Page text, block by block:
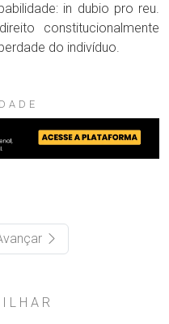
in dubio pro reu.
constitucionalmente
do indivíduo.